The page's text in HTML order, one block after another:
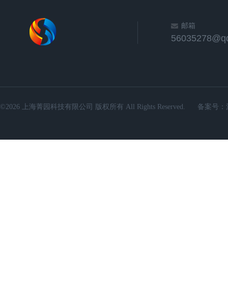
邮箱
©2026 上海菁园科技有限公司 版权所有 All Rights Reserved. 备案号：